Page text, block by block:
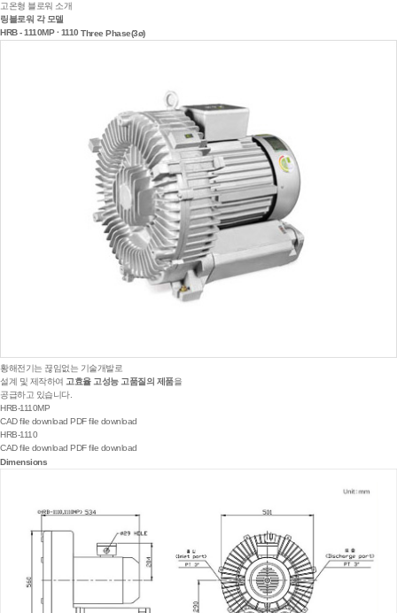
고온형 블로워 소개
링블로워 각 모델
HRB - 1110MP · 1110 Three Phase(3ø)
황해전기는 끊임없는 기술개발로
설계 및 제작하여 고효율 고성능 고품질의 제품을
공급하고 있습니다.
HRB-1110MP
CAD file download PDF file download
HRB-1110
CAD file download PDF file download
Dimensions